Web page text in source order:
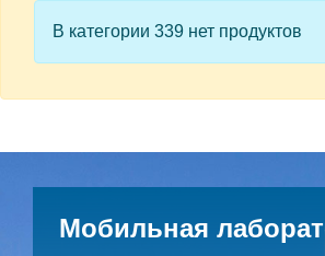
В категории 339 нет продуктов
Мобильная